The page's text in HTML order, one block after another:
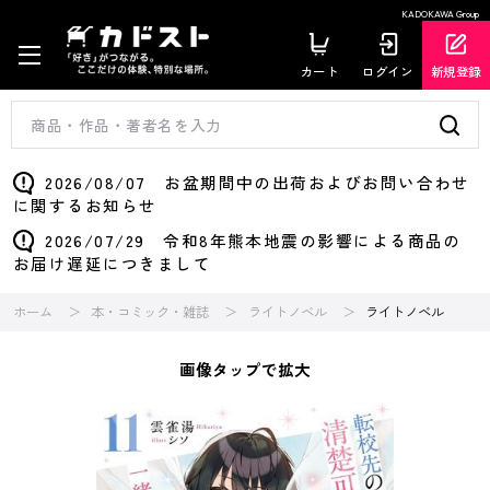
KADOKAWA Group
カート ログイン 新規登録
2026/08/07 お盆期間中の出荷およびお問い合わせ
に関するお知らせ
2026/07/29 令和8年熊本地震の影響による商品の
お届け遅延につきまして
ホーム 本・コミック・雑誌 ライトノベル ライトノベル
画像タップで拡大